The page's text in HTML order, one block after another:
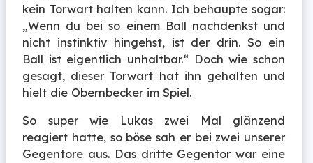
kein Torwart halten kann. Ich behaupte sogar:
„Wenn du bei so einem Ball nachdenkst und
nicht instinktiv hingehst, ist der drin. So ein
Ball ist eigentlich unhaltbar.“ Doch wie schon
gesagt, dieser Torwart hat ihn gehalten und
hielt die Obernbecker im Spiel.
So super wie Lukas zwei Mal glänzend
reagiert hatte, so böse sah er bei zwei unserer
Gegentore aus. Das dritte Gegentor war eine